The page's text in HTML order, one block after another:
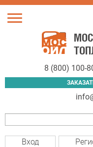
Toggle
8 (800) 100-
Вход